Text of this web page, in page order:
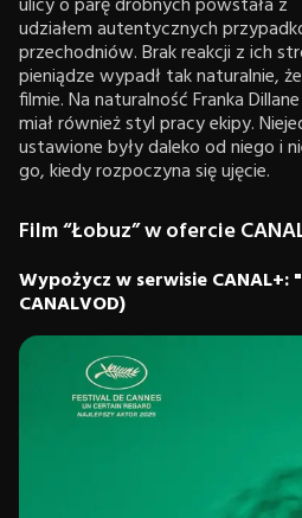
udziałem autentycznych
przechodniów. Brak reakcji z ich
pieniądze wypadł tak naturalnie,
filmie. Na naturalność Franka
miał również styl pracy ekipy.
ustawione były daleko od niego i
go, kiedy rozpoczyna się ujęcie.
Film “Łobuz” w ofercie
Wypożycz w serwisie CANAL+:
CANALVOD)